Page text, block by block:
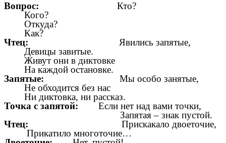
Вопрос: Кто?
Кого?
Откуда?
Как?
Чтец:
Явились запятые,
Девицы завитые.
Живут они в диктовке
На каждой остановке.
Запятые: Мы особо занятые,
Не обходится без нас
Ни диктовка, ни рассказ.
Точка с запятой: Если нет над вами точки,
Запятая – знак пустой.
Чтец:
Прискакало двоеточие,
Прикатило многоточие…